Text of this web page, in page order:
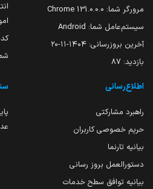
مرورگر شما: 131.0.0.0 Chrome
سیستم‌عامل شما: Android
آخرین بروزرسانی: ۱۴۰۴-۱۱-۲۰
بازدید: 87
اطلاع‌رسانی
راهبرد مشارکتی
حریم خصوصی کاربران
بیانیه تارنما
دستورالعمل بروز رسانی
بیانیه توافق سطح خدمات